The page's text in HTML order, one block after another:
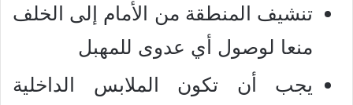
تنشيف المنطقة من الأمام إلى الخلف
منعا لوصول أي عدوى للمهبل
يجب أن تكون الملابس الداخلية